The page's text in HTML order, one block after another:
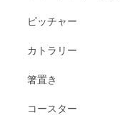
ピッチャー
カトラリー
箸置き
コースター